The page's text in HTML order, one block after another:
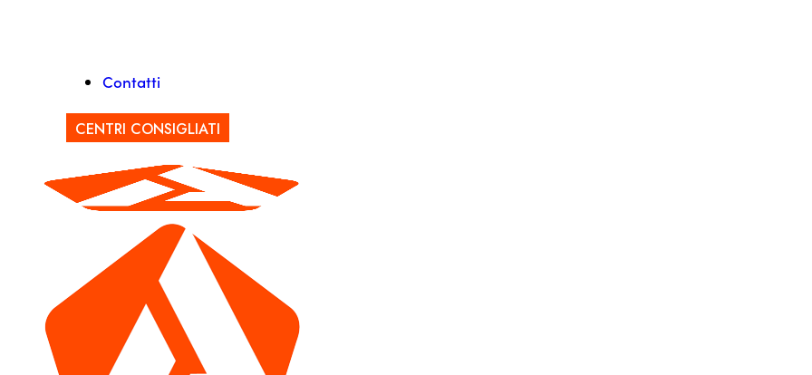
Contatti
CENTRI CONSIGLIATI